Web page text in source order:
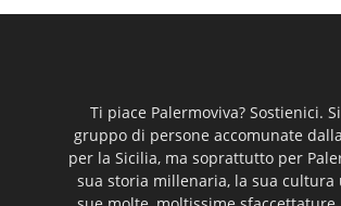
Ti piace Palermoviva? Sostienici.
gruppo di persone accomunate
per la Sicilia, ma soprattutto per
sua storia millenaria, la sua cultura